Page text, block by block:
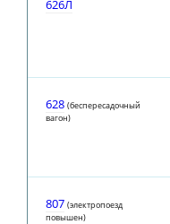
626Л
628 (беспересадочный
вагон)
807 (электропоезд
повышен)